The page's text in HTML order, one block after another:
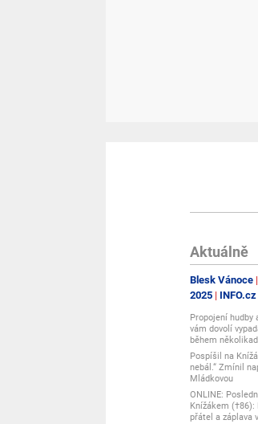
Aktuálně
Blesk Vánoce
2025
INFO.cz
Propojení hudby
vám dovolí
během
Pospíšil na
nebál.“ Zmínil
Mládkovou
ONLINE:
Knížákem
přátel a záplava